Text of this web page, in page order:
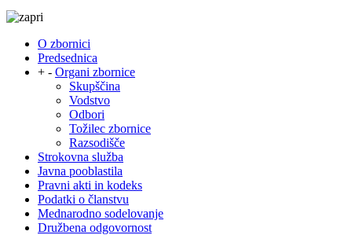
O zbornici
Predsednica
+ - Organi zbornice
Skupščina
Vodstvo
Odbori
Tožilec zbornice
Razsodišče
Strokovna služba
Javna pooblastila
Pravni akti in kodeks
Podatki o članstvu
Mednarodno sodelovanje
Družbena odgovornost